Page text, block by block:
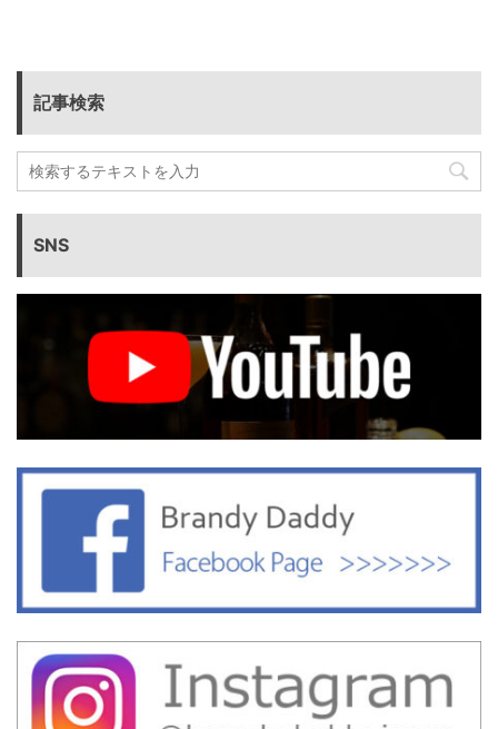
記事検索
SNS